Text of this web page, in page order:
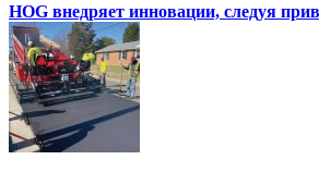
HOG внедряет инновации, следуя